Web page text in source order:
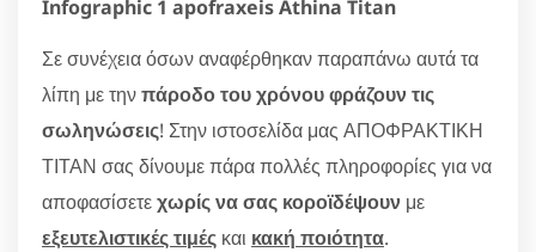
Infographic 1 apofraxeis Athina Titan
Σε συνέχεια όσων αναφέρθηκαν παραπάνω αυτά τα
λίπη με τηνπάροδο του χρόνου φράζουν τις
σωληνώσεις! Στην ιστοσελίδα μας ΑΠΟΦΡΑΚΤΙΚΗ
ΤΙΤΑΝ σας δίνουμε πάρα πολλές πληροφορίες για να
αποφασίσετεχωρίς να σας κοροϊδέψουν με
εξευτελιστικές τιμές και κακή ποιότητα.